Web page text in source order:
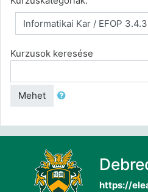
Kurzusok keresése
Mehet
https://